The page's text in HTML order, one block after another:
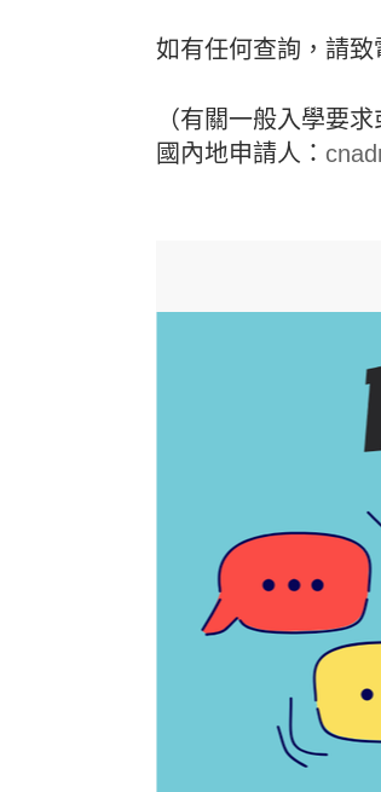
如有任何查詢，請
（有關一般入學要
國內地申請人：